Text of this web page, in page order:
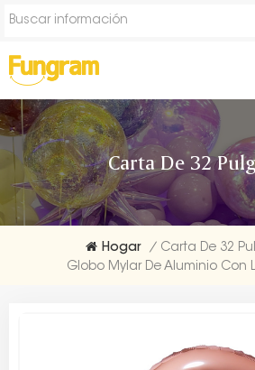
Carta De 32
Hogar / Carta De 32